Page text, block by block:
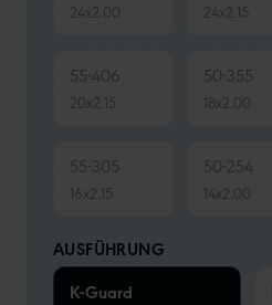
24x2.00 24x2.15
55-406
20x2.15
50-355
18x2.00
55-305
16x2.15
50-254
14x2.00
AUSFÜHRUNG
K-Guard